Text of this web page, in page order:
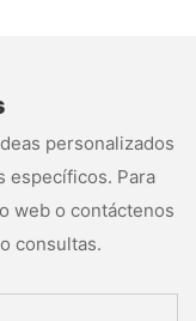
personalizados
específicos. Para
web o contáctenos
consultas.